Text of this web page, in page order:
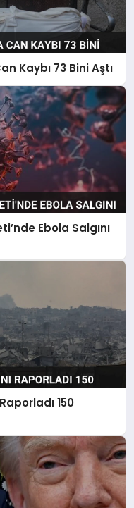
Kaybı 73 Bini Aştı
Ebola Salgını
150